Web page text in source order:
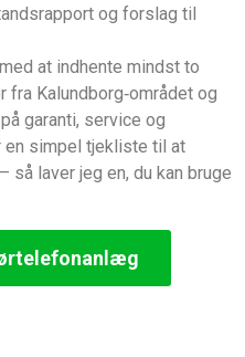
og forslag til
at indhente mindst to
fra Kalundborg‑området og
garanti, service og
en simpel tjekliste til at
laver jeg en, du kan bruge